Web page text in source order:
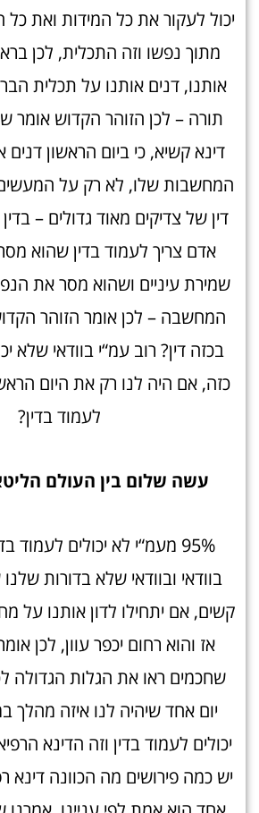
יכול לעקור את כל המידות ואת כל
מתוך נפשו וזה התכלית, לכן
אותנו, דנים אותנו על תכלית
תורה – לכן הזוהר הקדוש אומר
דינא קשיא, כי ביום הראשון
המחשבות שלו, לא רק על
דין של צדיקים מאוד גדולים –
אדם צריך לעמוד בדין שהוא
שמירת עיניים ושהוא מסר את
המחשבה – לכן אומר הזוהר
בכזה דין? רוב עמ“י בוודאי שלא
כזה, אם היה לנו רק את היום
לעמוד בדין?
עשה שלום בין העולם
95% מעמ“י לא יכולים לעמוד
בוודאי ובוודאי שלא בדורות
קשים, אם יתחילו לדון אותנו
אז והוא רחום יכפר עוון, לכן
שחכמים ראו את הגלות הגדולה
יום אחד שיהיה לנו איזה
יכולים לעמוד בדין וזה הדינא
יש כמה פירושים מה הכוונה דינא